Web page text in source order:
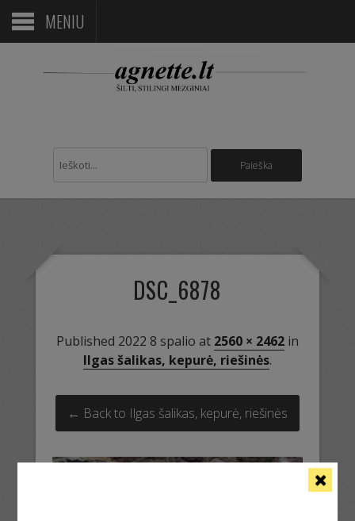
MENIU
DSC_6878
Published 2022 8 spalio at 2560 × 2462in
Ilgas šalikas, kepurė, riešinės.
← Back to Ilgas šalikas, kepurė, riešinės